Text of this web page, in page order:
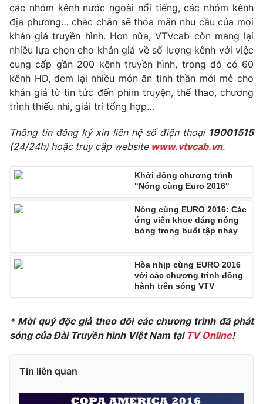
Cơ quan chủ quản:Đài Truyền hình Việt Nam
Cơ quan báo chí:Thời báo VTV
Giấy phép hoạt động báo in và báo điện tử số 483/GP-BTTTT
cấp ngày 29/12/2023
Tổng Biên tập:
Vũ Thanh Thủy
Phó Tổng Biên tập: Nguyễn Thị Mỹ Hạnh, Phạm Quốc Thắng,
Nguyễn Trọng Ninh
Tổng đài VTV:024.38 355 931 - 024.38 355 932
Ðiện thoại Thời báo VTV:024.66 897 897
Liên hệ quảng cáo:
024-7300.7108
thông tin từ website này.
các nhóm kênh nước ngoài nổi tiếng, các nhóm kênh
địa phương… chắc chắn sẽ thỏa mãn nhu cầu của mọi
khán giả truyền hình. Hơn nữa, VTVcab còn mang lại
nhiều lựa chọn cho khán giả về số lượng kênh với việc
cung cấp gần 200 kênh truyền hình, trong đó có 60
kênh HD, đem lại nhiều món ăn tinh thần mới mẻ cho
khán giả từ tin tức đến phim truyện, thể thao, chương
trình thiếu nhi, giải trí tổng hợp…
Thông tin đăng ký xin liên hệ số điện thoại 19001515
(24/24h) hoặc truy cập website www.vtvcab.vn.
Khởi động chương trình
"Nóng cùng Euro 2016"
Nóng cùng EURO 2016: Các
ứng viên khoe dáng nóng
bỏng trong buổi tập nhảy
Hòa nhịp cùng EURO 2016
với các chương trình đồng
hành trên sóng VTV
* Mời quý độc giả theo dõi các chương trình đã phát
sóng của Đài Truyền hình Việt Nam tại TV Online!
Tin liên quan